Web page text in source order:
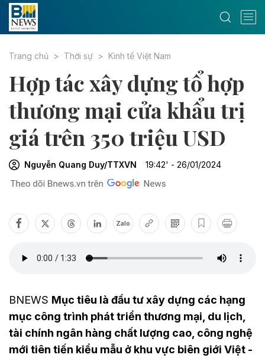
Trang chủ Thời sự Kinh tế Việt Nam
Hợp tác xây dựng tổ hợp
thương mại cửa khẩu trị
giá trên 350 triệu USD
Nguyễn Quang Duy/TTXVN 19:42' - 26/01/2024
Zalo
BNEWS Mục tiêu là đầu tư xây dựng các hạng
mục công trình phát triển thương mại, du lịch,
tài chính ngân hàng chất lượng cao, công nghệ
mới tiên tiến kiểu mẫu ở khu vực biên giới Việt -